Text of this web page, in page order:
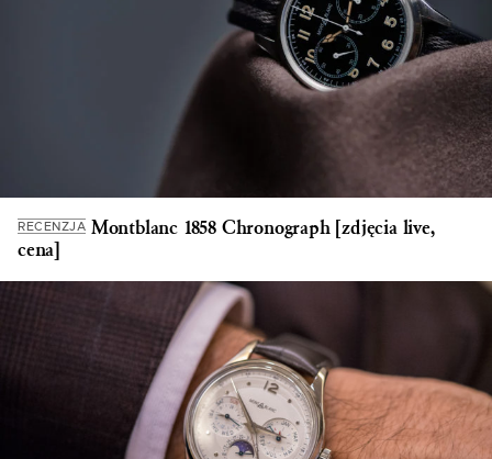
RECENZJA Montblanc 1858 Chronograph [zdjęcia live,
cena]